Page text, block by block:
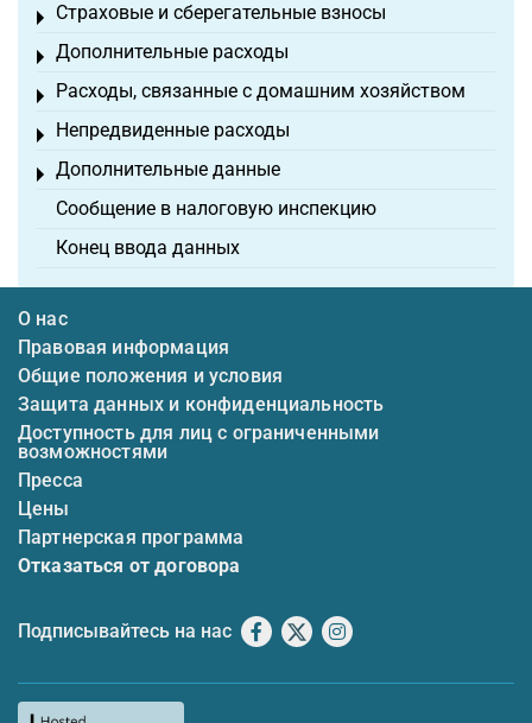
Страховые и сберегательные взносы
Toggle menu
Дополнительные расходы
Toggle menu
Расходы, связанные с домашним хозяйством
Toggle menu
Непредвиденные расходы
Toggle menu
Дополнительные данные
Toggle menu
Сообщение в налоговую инспекцию
Конец ввода данных
О нас
Правовая информация
Общие положения и условия
Защита данных и конфиденциальность
Доступность для лиц с ограниченными
возможностями
Пресса
Цены
Партнерская программа
Отказаться от договора
Подписывайтесь на нас Facebook
X Instagram